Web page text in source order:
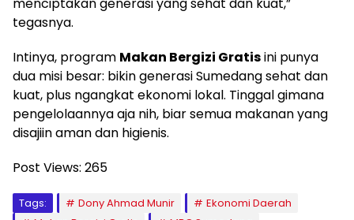
tegasnya.
Intinya, program Makan Bergizi Gratisini punya
dua misi besar: bikin generasi Sumedang sehat dan
kuat, plus ngangkat ekonomi lokal. Tinggal gimana
pengelolaannya aja nih, biar semua makanan yang
disajiin aman dan higienis.
Post Views: 265
Tags: Dony Ahmad Munir
Ekonomi Daerah